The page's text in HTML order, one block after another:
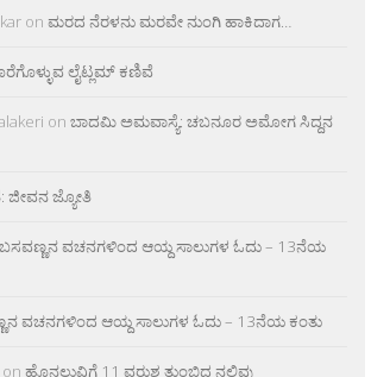
on ಮರದ ನೆರಳನು ಮರವೇ ನುಂಗಿ ಹಾಕಿದಾಗ…
ಲೈಟ್ಲಮ್ ಕಣಿವೆ
on ಬಾದಮಿ ಅಮವಾಸ್ಯೆ: ಚಬನೂರ ಅಮೋಗ ಸಿದ್ದನ
ಜೀವನ ಜ್ಯೋತಿ
ಬಸವಣ್ಣನ ವಚನಗಳಿಂದ ಆಯ್ದ ಸಾಲುಗಳ ಓದು – 13ನೆಯ
ವಚನಗಳಿಂದ ಆಯ್ದ ಸಾಲುಗಳ ಓದು – 13ನೆಯ ಕಂತು
on ಹೊನಲುವಿಗೆ 11 ವರುಶ ತುಂಬಿದ ನಲಿವು